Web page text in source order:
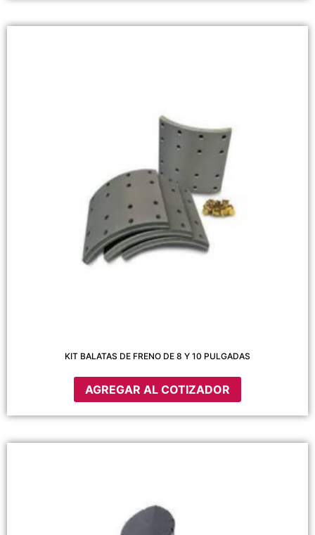
KIT BALATAS DE FRENO DE 8 Y 10 PULGADAS
AGREGAR AL COTIZADOR